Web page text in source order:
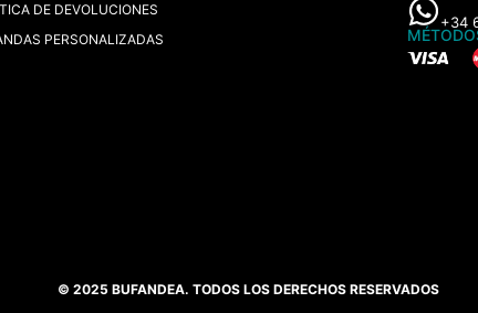
DE DEVOLUCIONES
PERSONALIZADAS
+34
© 2025 BUFANDEA. TODOS LOS DERECHOS RESERVADOS